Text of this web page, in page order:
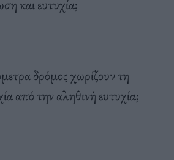
και ευτυχία;
δρόμος χωρίζουν τη
από την αληθινή ευτυχία;